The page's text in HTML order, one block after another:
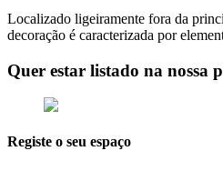
Localizado ligeiramente fora da
decoração é caracterizada por
Quer estar listado na nossa
Registe o seu espaço